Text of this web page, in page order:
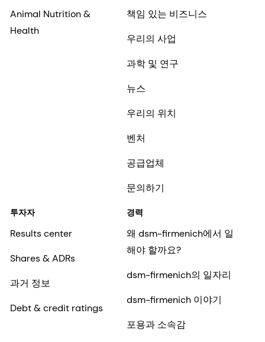
Animal Nutrition &
Health
책임 있는 비즈니스
우리의 사업
과학 및 연구
뉴스
우리의 위치
벤처
공급업체
문의하기
투자자
Results center
Shares & ADRs
과거 정보
Debt & credit ratings
경력
왜 dsm-firmenich에서 일
해야 할까요?
dsm-firmenich의 일자리
dsm-firmenich 이야기
포용과 소속감